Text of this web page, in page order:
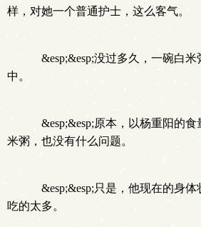
样，对她一个普通护士，这么客气。
&esp;&esp;没过多久，一碗白米
中。
&esp;&esp;原本，以杨重阳的食
米粥，也没有什么问题。
&esp;&esp;只是，他现在的身
吃的太多。